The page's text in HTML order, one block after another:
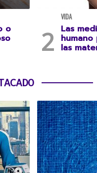
o
VIDA
Las
las